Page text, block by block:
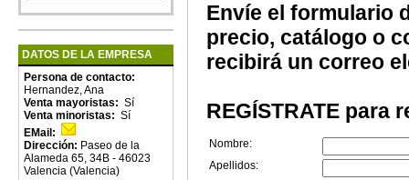
DATOS DE LA EMPRESA
Persona de contacto:
Hernandez, Ana
Venta mayoristas: Sí
Venta minoristas: Sí
EMail:
Dirección: Paseo de la
Alameda 65, 34B - 46023
Valencia (Valencia)
Envíe el formulario
precio, catálogo o
recibirá un correo
REGÍSTRATE para
Nombre:
Apellidos: